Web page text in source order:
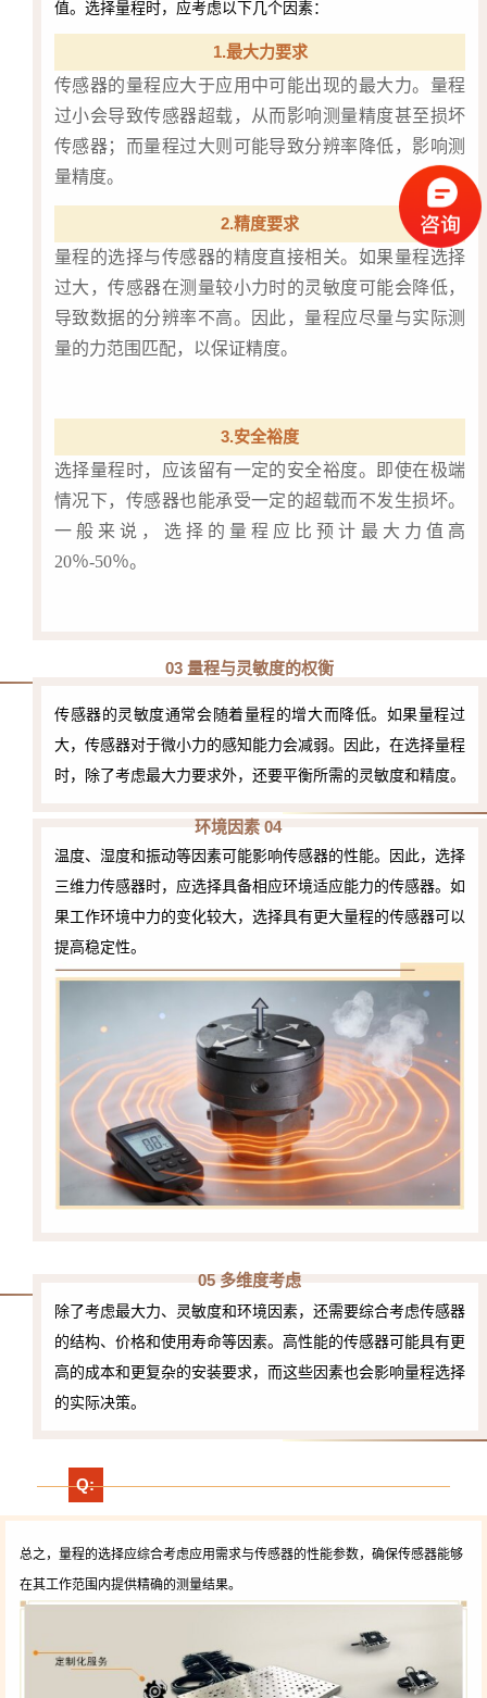
值。选择量程时，应考虑以下几个因素：
1.最大力要求
传感器的量程应大于应用中可能出现的最大力。量程
过小会导致传感器超载，从而影响测量精度甚至损坏
传感器；而量程过大则可能导致分辨率降低，影响测
量精度。
2.精度要求
量程的选择与传感器的精度直接相关。如果量程选择
过大，传感器在测量较小力时的灵敏度可能会降低，
导致数据的分辨率不高。因此，量程应尽量与实际测
量的力范围匹配，以保证精度。
3.安全裕度
选择量程时，应该留有一定的安全裕度。即使在极端
情况下，传感器也能承受一定的超载而不发生损坏。
一般来说，选择的量程应比预计最大力值高
20％-50％。
03 量程与灵敏度的权衡
传感器的灵敏度通常会随着量程的增大而降低。如果量程过
大，传感器对于微小力的感知能力会减弱。因此，在选择量程
时，除了考虑最大力要求外，还要平衡所需的灵敏度和精度。
环境因素 04
温度、湿度和振动等因素可能影响传感器的性能。因此，选择
三维力传感器时，应选择具备相应环境适应能力的传感器。如
果工作环境中力的变化较大，选择具有更大量程的传感器可以
提高稳定性。
05 多维度考虑
除了考虑最大力、灵敏度和环境因素，还需要综合考虑传感器
的结构、价格和使用寿命等因素。高性能的传感器可能具有更
高的成本和更复杂的安装要求，而这些因素也会影响量程选择
的实际决策。
Q:
总之，量程的选择应综合考虑应用需求与传感器的性能参数，确保传感器能够
在其工作范围内提供精确的测量结果。